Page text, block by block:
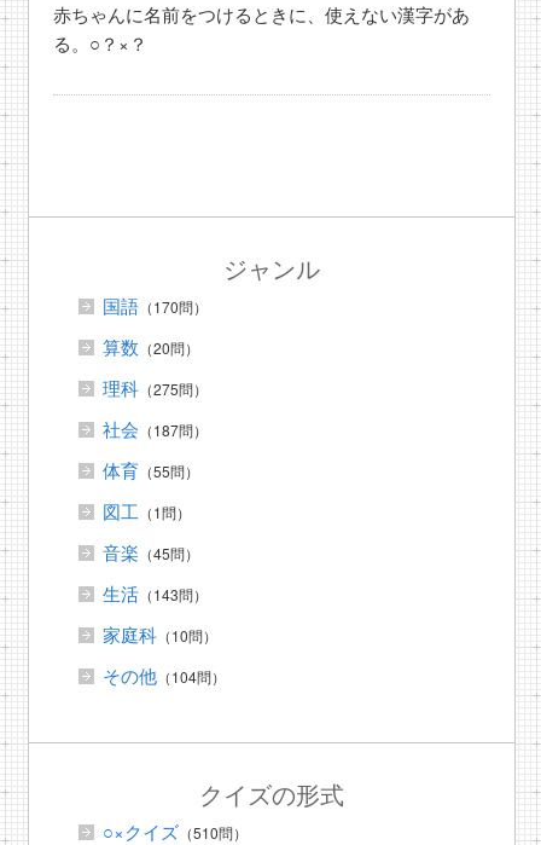
赤ちゃんに名前をつけるときに、使えない漢字があ
る。○？×？
ジャンル
国語（170問）
算数 （20問）
理科（275問）
社会 （187問）
体育（55問）
図工 （1問）
音楽 （45問）
生活（143問）
家庭科（10問）
その他（104問）
クイズの形式
○×クイズ（510問）